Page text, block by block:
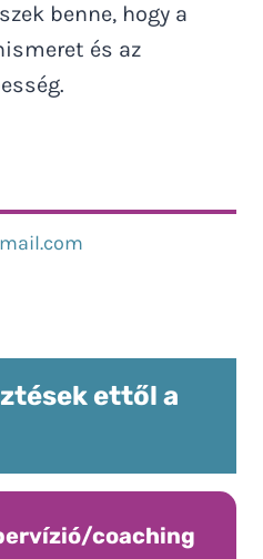
benne, hogy a
és az
ettől a
coaching